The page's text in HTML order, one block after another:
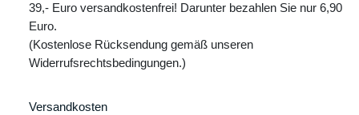
39,- Euro versandkostenfrei! Darunter bezahlen Sie nur 6,90
Euro.
(Kostenlose Rücksendung gemäß unseren
Widerrufsrechtsbedingungen.)
Versandkosten